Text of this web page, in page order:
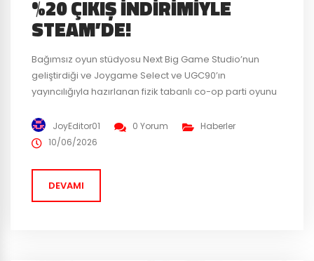
%20 ÇIKIŞ İNDIRIMIYLE
STEAM’DE!
Bağımsız oyun stüdyosu Next Big Game Studio’nun
geliştirdiği ve Joygame Select ve UGC90’ın
yayıncılığıyla hazırlanan fizik tabanlı co-op parti oyunu
indirimle Steam’deki yerini aldı. Arkadaş gruplarını
kahkaha dolu bir kaosa ve bolca sakarlığa davet eden
omuzlarında taşımaya cesareti olan oyuncuları...
JoyEditor01 0 Yorum
Haberler
10/06/2026
DEVAMI